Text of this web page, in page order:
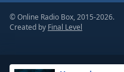
© Online Radio Box, 2015-2026.
Created by Final Level